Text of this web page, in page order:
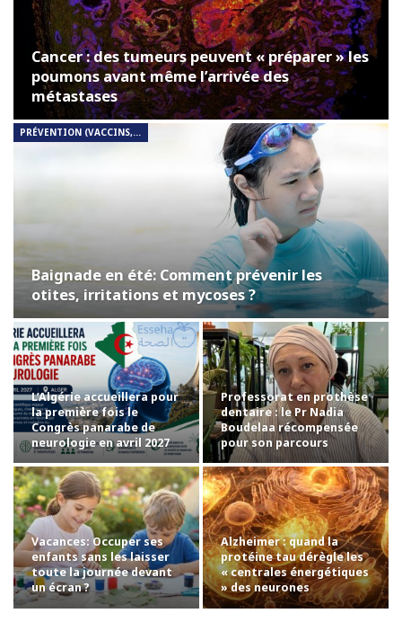
Cancer : des tumeurs peuvent « préparer » les
poumons avant même l’arrivée des
métastases
PRÉVENTION (VACCINS, DÉPISTAGE, HYGIÈNE)
Baignade en été: Comment prévenir les
otites, irritations et mycoses ?
L’Algérie accueillera pour
la première fois le
Congrès panarabe de
neurologie en avril 2027
Professorat en prothèse
dentaire : le Pr Nadia
Boudelaa récompensée
pour son parcours
Vacances: Occuper ses
enfants sans les laisser
toute la journée devant
un écran ?
Alzheimer : quand la
protéine tau dérègle les
« centrales énergétiques
» des neurones